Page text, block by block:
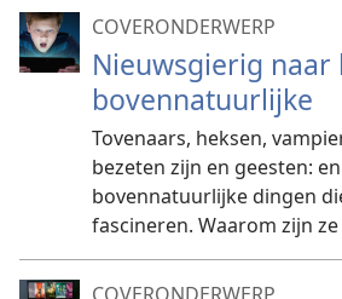
COVERONDERWERP
Nieuwsgierig naar
bovennatuurlijke
Tovenaars, heksen,
bezeten zijn en geesten:
bovennatuurlijke dingen
fascineren. Waarom zijn